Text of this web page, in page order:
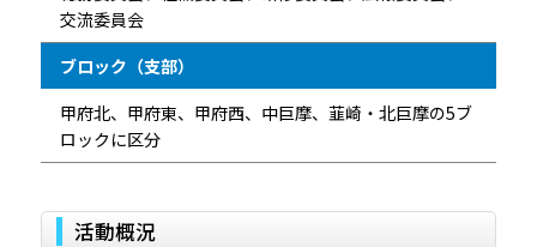
交流委員会
ブロック（支部）
甲府北、甲府東、甲府西、中巨摩、韮崎・北巨摩の5ブ
ロックに区分
活動概況